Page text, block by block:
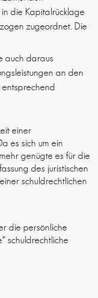
die Kapitalrücklage
zugeordnet. Die
auch daraus
an den
einer
es sich um ein
genügte es für die
des juristischen
schuldrechtlichen
die persönliche
schuldrechtliche